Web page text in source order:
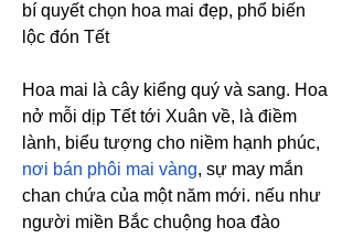
bí quyết chọn hoa mai đẹp, phổ biến
lộc đón Tết
Hoa mai là cây kiểng quý và sang. Hoa
nở mỗi dịp Tết tới Xuân về, là điềm
nơi bán phôi mai vàng, sự may mắn
chan chứa của một năm mới. nếu như
người miền Bắc chuộng hoa đào